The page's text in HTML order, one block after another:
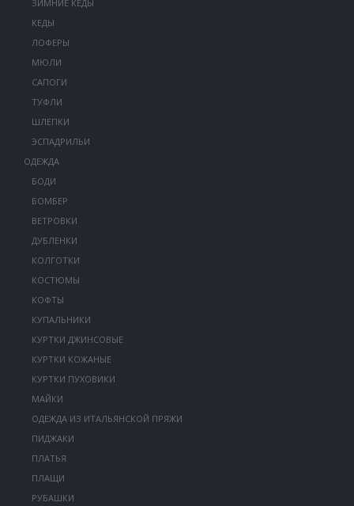
ЗИМНИЕ КЕДЫ
КЕДЫ
ЛОФЕРЫ
МЮЛИ
САПОГИ
ТУФЛИ
ШЛЕПКИ
ЭСПАДРИЛЬИ
ОДЕЖДА
БОДИ
БОМБЕР
ВЕТРОВКИ
ДУБЛЕНКИ
КОЛГОТКИ
КОСТЮМЫ
КОФТЫ
КУПАЛЬНИКИ
КУРТКИ ДЖИНСОВЫЕ
КУРТКИ КОЖАНЫЕ
КУРТКИ ПУХОВИКИ
МАЙКИ
ОДЕЖДА ИЗ ИТАЛЬЯНСКОЙ ПРЯЖИ
ПИДЖАКИ
ПЛАТЬЯ
ПЛАЩИ
РУБАШКИ